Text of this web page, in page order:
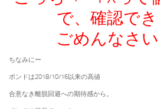
で、確認で
ごめんなさい
ちなみにー
ポンドは2018/10/16以来の高値
合意なき離脱回避への期待感から。